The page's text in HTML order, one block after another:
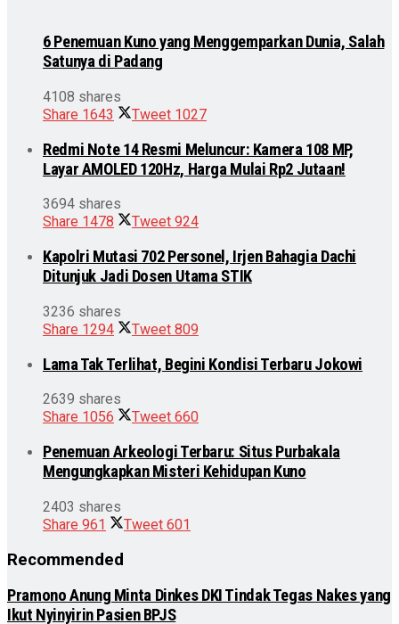
6 Penemuan Kuno yang Menggemparkan Dunia, Salah
Satunya di Padang
4108 shares
Share 1643 Tweet 1027
Redmi Note 14 Resmi Meluncur: Kamera 108 MP,
Layar AMOLED 120Hz, Harga Mulai Rp2 Jutaan!
3694 shares
Share 1478 Tweet 924
Kapolri Mutasi 702 Personel, Irjen Bahagia Dachi
Ditunjuk Jadi Dosen Utama STIK
3236 shares
Share 1294 Tweet 809
Lama Tak Terlihat, Begini Kondisi Terbaru Jokowi
2639 shares
Share 1056 Tweet 660
Penemuan Arkeologi Terbaru: Situs Purbakala
Mengungkapkan Misteri Kehidupan Kuno
2403 shares
Share 961 Tweet 601
Recommended
Pramono Anung Minta Dinkes DKI Tindak Tegas Nakes yang
Ikut Nyinyirin Pasien BPJS